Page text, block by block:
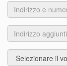
Indirizzo
e
numero
Indirizzo
aggiuntivo
Paese